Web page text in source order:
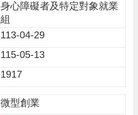
身心障礙者及特定對象就業
組
113-04-29
115-05-13
1917
微型創業